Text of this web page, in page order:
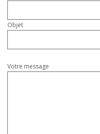
Objet
Votre message